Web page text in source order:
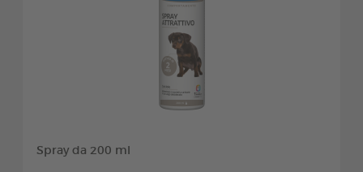
Spray da 200 ml